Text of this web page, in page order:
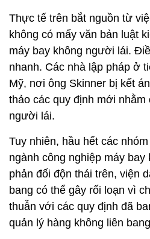
Thực tế trên bắt nguồn từ
không có mấy văn bản luật
máy bay không người lái.
nhanh. Các nhà lập pháp ở
Mỹ, nơi ông Skinner bị kết
thảo các quy định mới nhằm
người lái.
Tuy nhiên, hầu hết các
ngành công nghiệp máy
phản đối độn thái trên, viện
bang có thể gây rối loạn vì
thuẫn với các quy định đã
quản lý hàng không liên